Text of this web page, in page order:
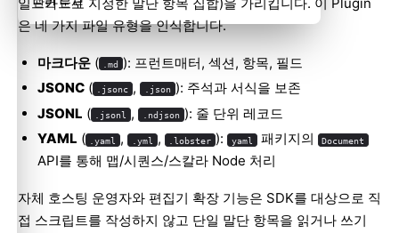
은 네 가지 파일 유형을 인식합니다.
마크다운( .md ): 프런트매터, 섹션, 항목, 필드
JSONC( .jsonc , .json ): 주석과 서식을 보존
JSONL ( .jsonl , .ndjson ): 줄 단위 레코드
YAML ( .yaml , .yml , .lobster ): yaml 패키지의 Document
API를 통해 맵/시퀀스/스칼라 Node 처리
자체 호스팅 운영자와 편집기 확장 기능은 SDK를 대상으로 직
접 스크립트를 작성하지 않고 단일 말단 항목을 읽거나 쓰기